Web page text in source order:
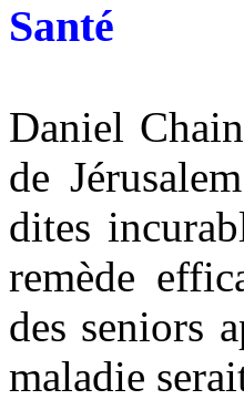
Santé
Daniel
de
dites
remède
des seniors
maladie